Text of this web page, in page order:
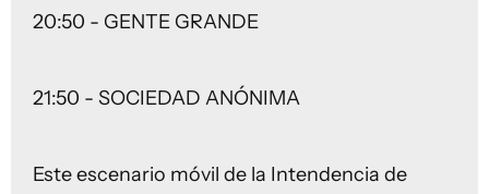
20:50 - GENTE GRANDE
21:50 - SOCIEDAD ANÓNIMA
Este escenario móvil de la Intendencia de